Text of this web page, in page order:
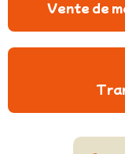
Vente de